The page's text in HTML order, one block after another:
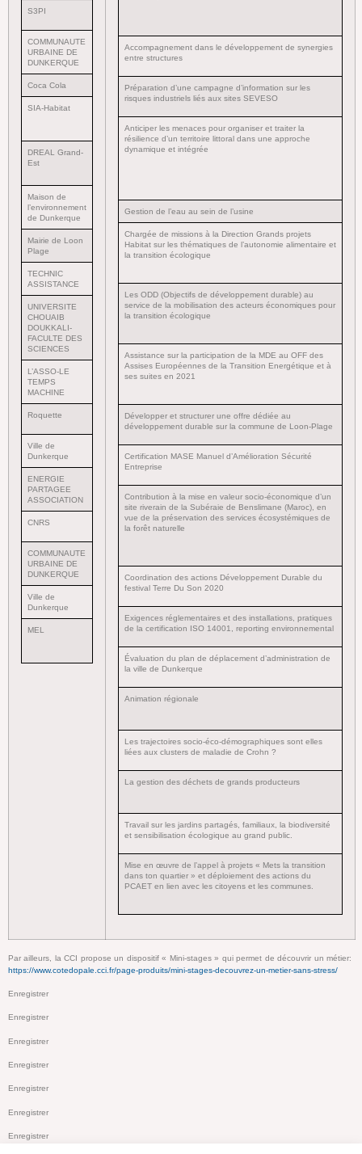
S3PI
COMMUNAUTE
URBAINE DE
DUNKERQUE
Coca Cola
SIA-Habitat
DREAL Grand-
Est
Maison de
l’environnement
de Dunkerque
Mairie de Loon
Plage
TECHNIC
ASSISTANCE
UNIVERSITE
CHOUAIB
DOUKKALI-
FACULTE DES
SCIENCES
L’ASSO-LE
TEMPS
MACHINE
Roquette
Ville de
Dunkerque
ENERGIE
PARTAGEE
ASSOCIATION
CNRS
COMMUNAUTE
URBAINE DE
DUNKERQUE
Ville de
Dunkerque
MEL
Accompagnement dans le développement de synergies
entre structures
Préparation d’une campagne d’information sur les
risques industriels liés aux sites SEVESO
Anticiper les menaces pour organiser et traiter la
résilience d’un territoire littoral dans une approche
dynamique et intégrée
Gestion de l’eau au sein de l’usine
Chargée de missions à la Direction Grands projets
Habitat sur les thématiques de l’autonomie alimentaire et
la transition écologique
Les ODD (Objectifs de développement durable) au
service de la mobilisation des acteurs économiques pour
la transition écologique
Assistance sur la participation de la MDE au OFF des
Assises Européennes de la Transition Energétique et à
ses suites en 2021
Développer et structurer une offre dédiée au
développement durable sur la commune de Loon-Plage
Certification MASE Manuel d’Amélioration Sécurité
Entreprise
Contribution à la mise en valeur socio-économique d’un
site riverain de la Subéraie de Benslimane (Maroc), en
vue de la préservation des services écosystémiques de
la forêt naturelle
Coordination des actions Développement Durable du
festival Terre Du Son 2020
Exigences réglementaires et des installations, pratiques
de la certification ISO 14001, reporting environnemental
Évaluation du plan de déplacement d’administration de
la ville de Dunkerque
Animation régionale
Les trajectoires socio-éco-démographiques sont elles
liées aux clusters de maladie de Crohn ?
La gestion des déchets de grands producteurs
Travail sur les jardins partagés, familiaux, la biodiversité
et sensibilisation écologique au grand public.
Mise en œuvre de l’appel à projets « Mets la transition
dans ton quartier » et déploiement des actions du
PCAET en lien avec les citoyens et les communes.
Par ailleurs, la CCI propose un dispositif « Mini-stages » qui permet de découvrir un métier:
https://www.cotedopale.cci.fr/page-produits/mini-stages-decouvrez-un-metier-sans-stress/
Enregistrer
Enregistrer
Enregistrer
Enregistrer
Enregistrer
Enregistrer
Enregistrer